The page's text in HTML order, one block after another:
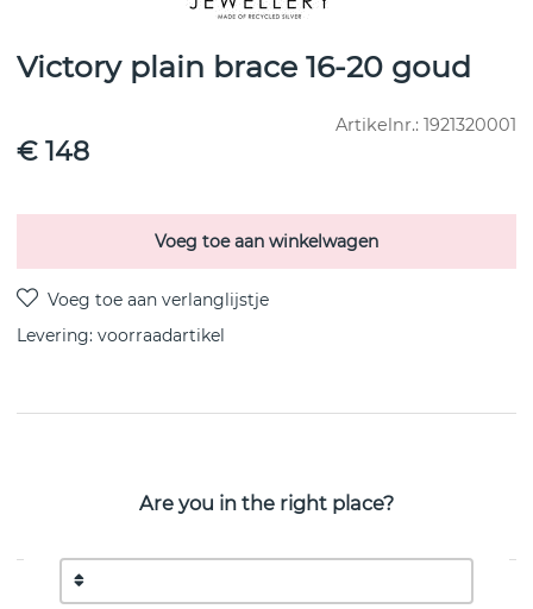
Victory plain brace 16-20 goud
Artikelnr.: 1921320001
€ 148
Voeg toe aan winkelwagen
Levering: voorraadartikel
Victory plain brace 16-20 Goud Gerecycled
zilver/vergoud 16-20 cm van het Zweedse CU
EIGENSCHAPPEN
Are you in the right place?